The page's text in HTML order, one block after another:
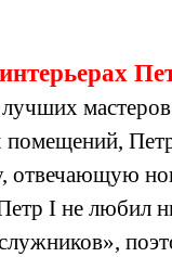
отвечающую
I не любил